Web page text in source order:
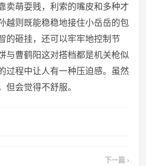
卖萌耍贱，利索的嘴皮和多种才
越则既能稳稳地接住小岳岳的包
的砸挂，还可以牢牢地控制节
与曹鹤阳这对搭档都是机关枪似
过程中让人有一种压迫感。虽然
但会觉得不舒服。
下一篇 ›